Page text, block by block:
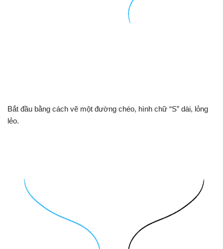
Bắt đầu bằng cách vẽ một đường chéo, hình chữ “S” dài, lỏng
lẻo.